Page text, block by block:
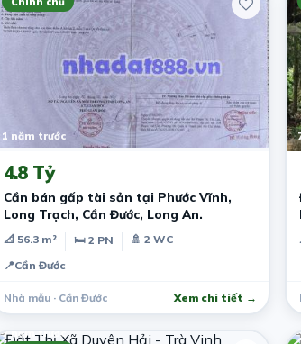
1 năm trước
4.8 Tỷ
Cần bán gấp tài sản tại Phước Vĩnh,
Long Trạch, Cần Đước, Long An.
📐 56.3 m² 🛏 2 PN
🚿 2 WC
📍Cần Đước
Nhà mẫu · Cần Đước Xem chi tiết →
7 năm trước